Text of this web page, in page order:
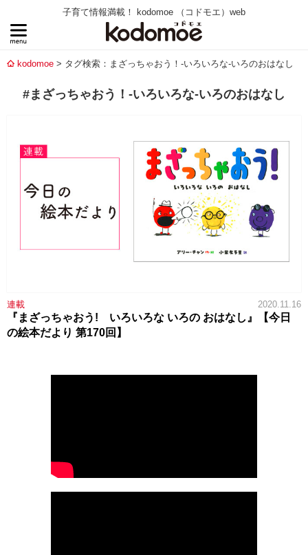
子育て情報満載！ kodomoe （コドモエ）web
kodomoe タグ検索：まざっちゃおう！-いろいろな-いろのおはなし
#まざっちゃおう！-いろいろな-いろのおはなし
連載 2020.11.16
『まざっちゃおう! いろいろな いろの おはなし』【今日
の絵本だより 第170回】